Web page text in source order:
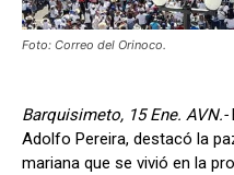
Foto: Correo del Orinoco.
Barquisimeto, 15 Ene. AVN.-
Adolfo Pereira, destacó la
mariana que se vivió en la